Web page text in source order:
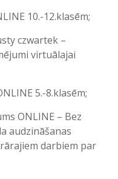
10.-12.klasēm;
czwartek –
virtuālajai
5.-8.klasēm;
ONLINE – Bez
audzināšanas
darbiem par